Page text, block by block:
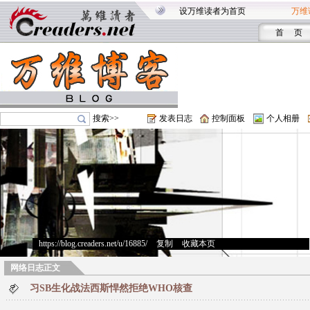
设万维读者为首页 万维
首 页
搜索>> 发表日志 控制面板 个人相册
https://blog.creaders.net/u/16885/> 复制 收藏本页
网络日志正文
习SB生化战法西斯悍然拒绝WHO核查